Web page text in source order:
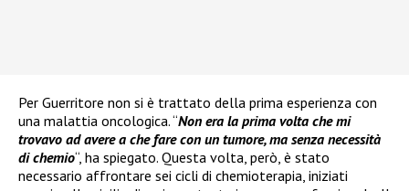
Per Guerritore non si è trattato della prima esperienza con
una malattia oncologica. “Non era la prima volta che mi
trovavo ad avere a che fare con un tumore, ma senza necessità
di chemio“, ha spiegato. Questa volta, però, è stato
necessario affrontare sei cicli di chemioterapia, iniziati